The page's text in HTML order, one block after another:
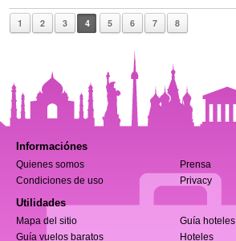
1 2 3 4 5 6 7 8
Informaciónes
Quienes somos
Prensa
Condiciones de uso
Privacy
Utilidades
Mapa del sitio
Guía hoteles
Guía vuelos baratos
Hoteles